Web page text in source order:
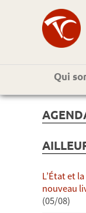
Qui
L’État et
nouveau
(05/08)